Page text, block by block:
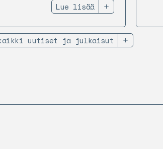
Lue lisää
uutiset ja julkaisut